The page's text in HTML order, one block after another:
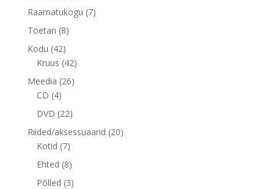
toodet
Raamatukogu 77
Toetan 88
Kodu 4242
toodet
Kruus 4242
toodet
Meedia 2626
CD 44
toodet
DVD 2222
Riided/aksessuaarid 2020
Kotid 77
toodet
Ehted 88
toodet
Põlled 33